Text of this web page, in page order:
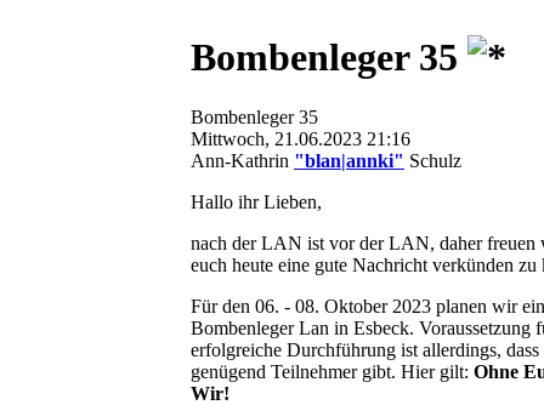
Bombenleger 35
Bombenleger 35
Mittwoch, 21.06.2023 21:16
Ann-Kathrin "blan|annki" Schulz
Hallo ihr Lieben,
nach der LAN ist vor der LAN, daher freuen
euch heute eine gute Nachricht verkünden zu
Für den 06. - 08. Oktober 2023 planen wir
Bombenleger Lan in Esbeck. Voraussetzung
erfolgreiche Durchführung ist allerdings, dass
genügend Teilnehmer gibt. Hier gilt: Ohne
Wir!